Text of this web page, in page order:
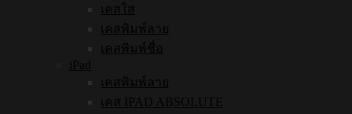
เคสใส
เคสพิมพ์ลาย
เคสพิมพ์ชื่อ
iPad
เคสพิมพ์ลาย
เคส IPAD ABSOLUTE